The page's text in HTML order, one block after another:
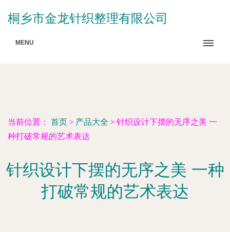
桐乡市金龙针织整理有限公司
MENU
当前位置： 首页 > 产品大全 > 针织设计下摆的无序之美 一
种打破常规的艺术表达
针织设计下摆的无序之美 一种
打破常规的艺术表达